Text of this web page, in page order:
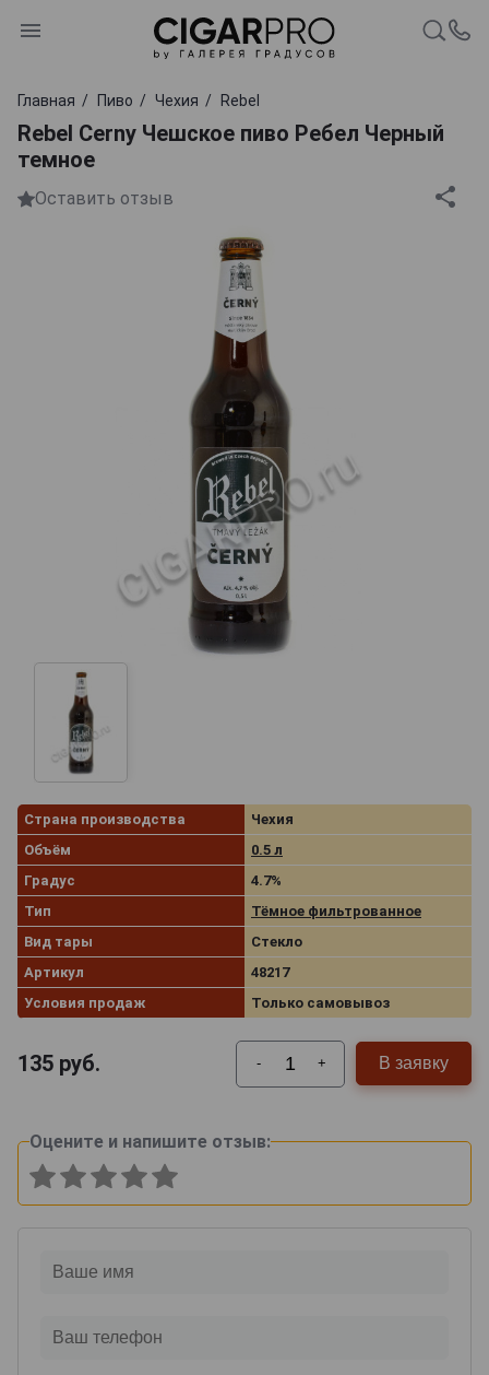
Главная Пиво Чехия Rebel
Rebel Cerny Чешское пиво Ребел Черный
темное
Оставить отзыв
Страна производства
Чехия
Объём
0.5 л
Градус
4.7%
Тип
Тёмное фильтрованное
Вид тары
Стекло
Артикул
48217
Условия продаж
Только самовывоз
135 руб. - + В заявку
Оцените и напишите отзыв: